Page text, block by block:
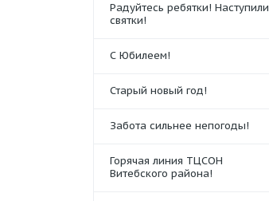
Радуйтесь ребятки! Наступили
святки!
С Юбилеем!
Старый новый год!
Забота сильнее непогоды!
Горячая линия ТЦСОН
Витебского района!